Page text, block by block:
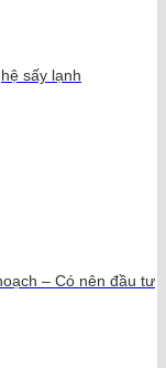
sấy lạnh
– Có nên đầu tư